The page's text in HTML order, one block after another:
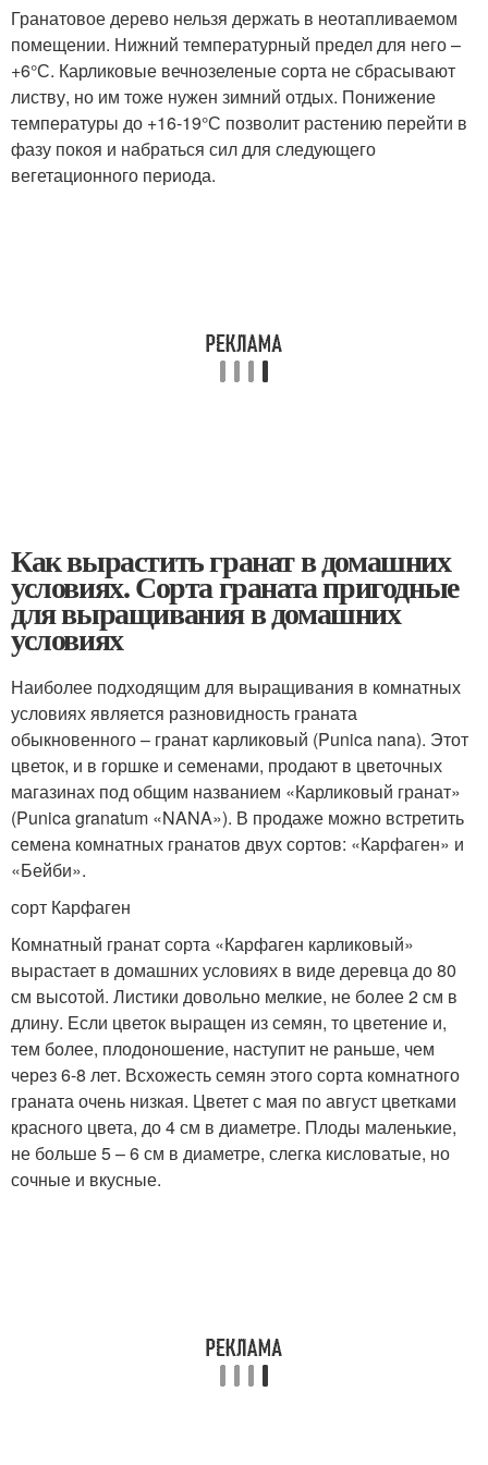
Гранатовое дерево нельзя держать в неотапливаемом
помещении. Нижний температурный предел для него –
+6°С. Карликовые вечнозеленые сорта не сбрасывают
листву, но им тоже нужен зимний отдых. Понижение
температуры до +16-19°С позволит растению перейти в
фазу покоя и набраться сил для следующего
вегетационного периода.
Как вырастить гранат в домашних
условиях. Сорта граната пригодные
для выращивания в домашних
условиях
Наиболее подходящим для выращивания в комнатных
условиях является разновидность граната
обыкновенного – гранат карликовый (Punica nana). Этот
цветок, и в горшке и семенами, продают в цветочных
магазинах под общим названием «Карликовый гранат»
(Punica granatum «NANA»). В продаже можно встретить
семена комнатных гранатов двух сортов: «Карфаген» и
«Бейби».
сорт Карфаген
Комнатный гранат сорта «Карфаген карликовый»
вырастает в домашних условиях в виде деревца до 80
см высотой. Листики довольно мелкие, не более 2 см в
длину. Если цветок выращен из семян, то цветение и,
тем более, плодоношение, наступит не раньше, чем
через 6-8 лет. Всхожесть семян этого сорта комнатного
граната очень низкая. Цветет с мая по август цветками
красного цвета, до 4 см в диаметре. Плоды маленькие,
не больше 5 – 6 см в диаметре, слегка кисловатые, но
сочные и вкусные.